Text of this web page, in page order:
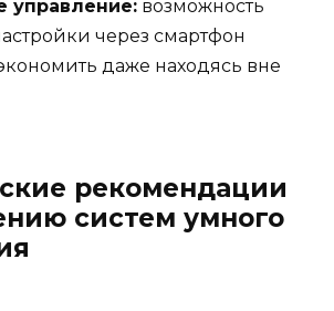
управление: возможность
через смартфон
даже находясь вне
рекомендации
систем умного